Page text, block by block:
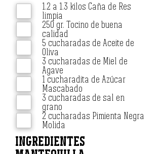
1.2 a 1.3 kilos Caña de Res
limpia
250 gr. Tocino de buena
calidad
5 cucharadas de Aceite de
Oliva
3 cucharadas de Miel de
Agave
1 cucharadita de Azúcar
Mascabado
3 cucharadas de sal en
grano
2 cucharadas Pimienta Negra
Molida
INGREDIENTES